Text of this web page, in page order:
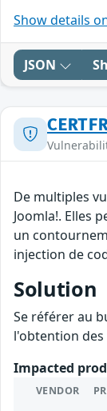
Show details
JSON
De multiples
Joomla!. Elles
un
injection de
Solution
Se référer au
l'obtention
Impacted
VENDOR